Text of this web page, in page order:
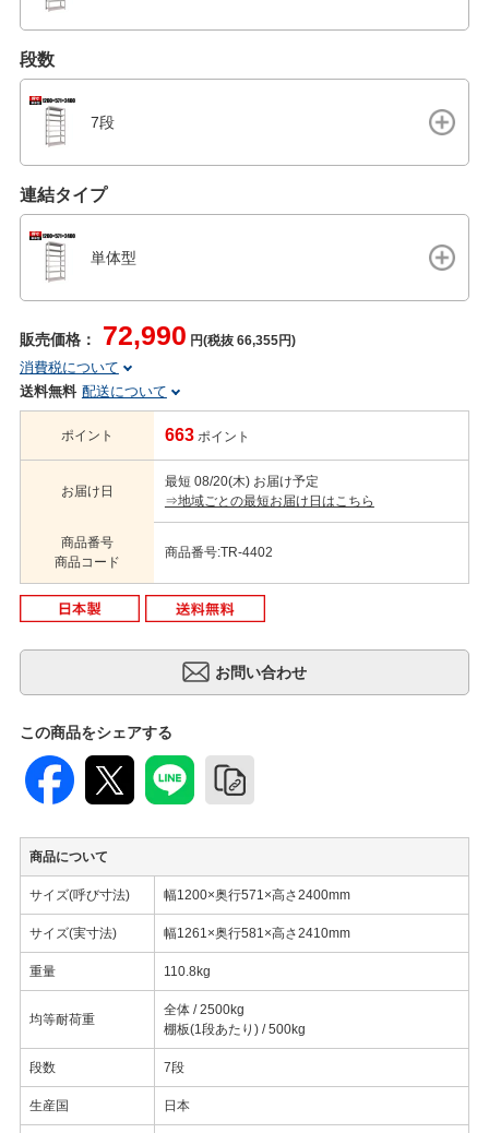
段数
7段
連結タイプ
単体型
販売価格： 72,990 円(税抜 66,355円)
消費税について
送料無料 配送について
ポイント 663 ポイント
お届け日
最短 08/20(木) お届け予定
⇒地域ごとの最短お届け日はこちら
商品番号
商品コード
商品番号:TR-4402
この商品をシェアする
商品について
サイズ(呼び寸法) 幅1200×奥行571×高さ2400mm
サイズ(実寸法) 幅1261×奥行581×高さ2410mm
重量 110.8kg
均等耐荷重
全体 / 2500kg
棚板(1段あたり) / 500kg
段数 7段
生産国 日本